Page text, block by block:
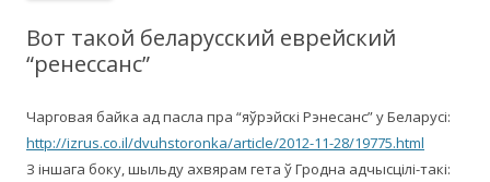
Вот такой беларусский еврейский
“ренессанс”
Чарговая байка ад пасла пра “яўрэйскі Рэнесанс” у Беларусі:
http://izrus.co.il/dvuhstoronka/article/2012-11-28/19775.html
З іншага боку, шыльду ахвярам гета ў Гродна адчысцілі-такі: